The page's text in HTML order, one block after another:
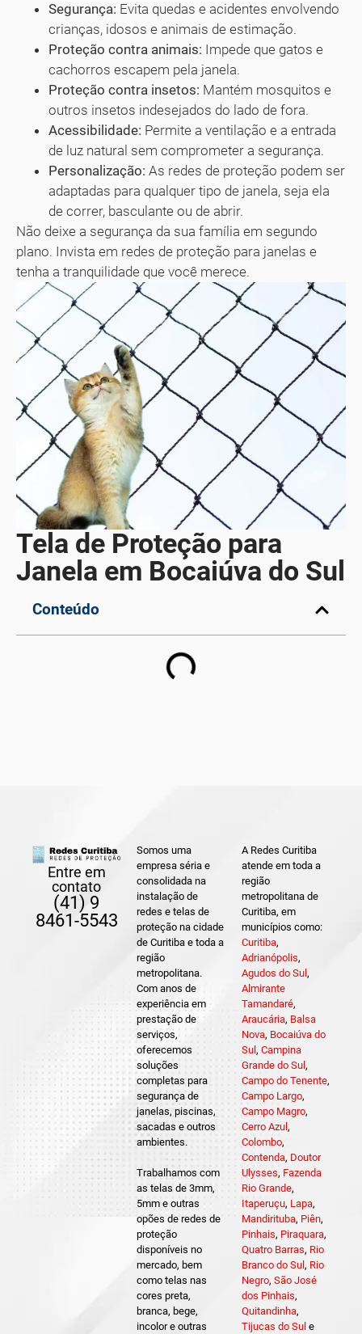
Segurança: Evita quedas e acidentes envolvendo
crianças, idosos e animais de estimação.
Proteção contra animais: Impede que gatos e
cachorros escapem pela janela.
Proteção contra insetos: Mantém mosquitos e
outros insetos indesejados do lado de fora.
Acessibilidade: Permite a ventilação e a entrada
de luz natural sem comprometer a segurança.
Personalização: As redes de proteção podem ser
adaptadas para qualquer tipo de janela, seja ela
de correr, basculante ou de abrir.
Não deixe a segurança da sua família em segundo
plano. Invista em redes de proteção para janelas e
tenha a tranquilidade que você merece.
Tela de Proteção para
Janela em Bocaiúva do Sul
Conteúdo
Entre em
contato
(41) 9
8461-5543
Somos uma
empresa séria e
consolidada na
instalação de
redes e telas de
proteção na cidade
de Curitiba e toda a
região
metropolitana.
Com anos de
experiência em
prestação de
serviços,
oferecemos
soluções
completas para
segurança de
janelas, piscinas,
sacadas e outros
ambientes.
Trabalhamos com
as telas de 3mm,
5mm e outras
opões de redes de
proteção
disponíveis no
mercado, bem
como telas nas
cores preta,
branca, bege,
incolor e outras
A Redes Curitiba
atende em toda a
região
metropolitana de
Curitiba, em
municípios como:
Curitiba,
Adrianópolis,
Agudos do Sul ,
Almirante
Tamandaré,
Araucária, Balsa
Nova, Bocaiúva do
Sul , Campina
Grande do Sul ,
Campo do Tenente,
Campo Largo,
Campo Magro,
Cerro Azul ,
Colombo,
Contenda, Doutor
Ulysses, Fazenda
Rio Grande,
Itaperuçu, Lapa,
Mandirituba, Piên,
Pinhais, Piraquara,
Quatro Barras, Rio
Branco do Sul , Rio
Negro, São José
dos Pinhais,
Quitandinha,
Tijucas do Sul e